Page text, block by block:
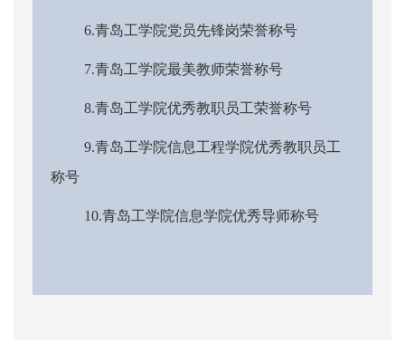
6.青岛工学院党员先锋岗荣誉称号
7.青岛工学院最美教师荣誉称号
8.青岛工学院优秀教职员工荣誉称号
9.青岛工学院信息工程学院优秀教职员工
称号
10.青岛工学院信息学院优秀导师称号